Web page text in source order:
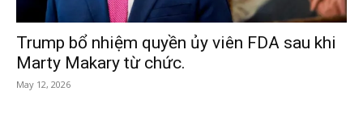
Trump bổ nhiệm quyền ủy viên FDA sau khi
Marty Makary từ chức.
May 12, 2026